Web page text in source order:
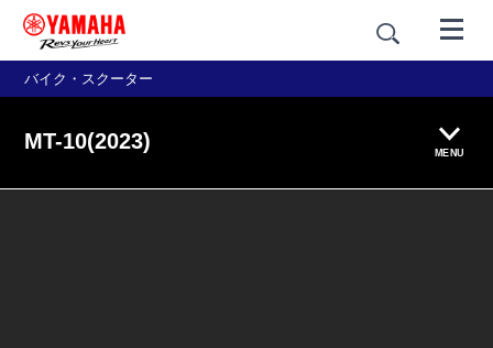
バイク・スクーター
MT-10(2023) MENU